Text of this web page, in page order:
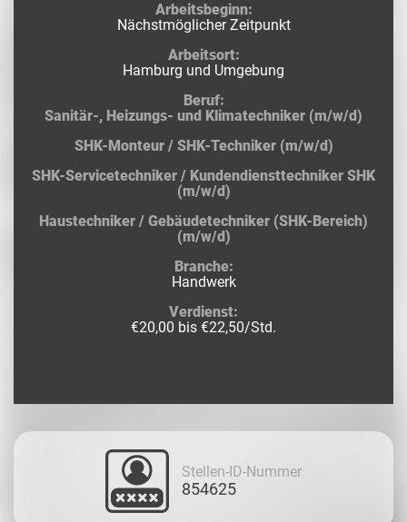
Arbeitsbeginn:
Nächstmöglicher Zeitpunkt
Arbeitsort:
Hamburg und Umgebung
Beruf:
Sanitär-, Heizungs- und Klimatechniker (m/w/d)
SHK-Monteur / SHK-Techniker (m/w/d)
SHK-Servicetechniker / Kundendiensttechniker SHK
(m/w/d)
Haustechniker / Gebäudetechniker (SHK-Bereich)
(m/w/d)
Branche:
Handwerk
Verdienst:
€20,00 bis €22,50/Std.
Stellen-ID-Nummer
854625